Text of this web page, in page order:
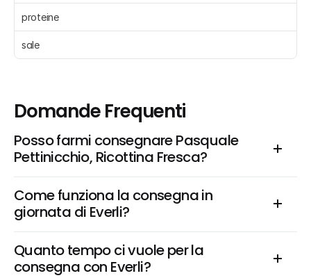
proteine
sale
Domande Frequenti
Posso farmi consegnare Pasquale
Pettinicchio, Ricottina Fresca?
Come funziona la consegna in
giornata di Everli?
Quanto tempo ci vuole per la
consegna con Everli?